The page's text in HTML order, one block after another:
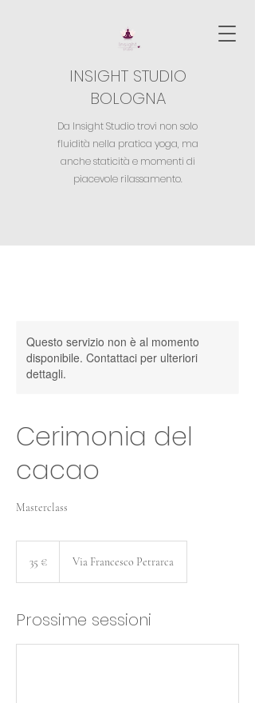
INSIGHT STUDIO
BOLOGNA
Da Insight Studio trovi non solo
fluidità nella pratica yoga, ma
anche staticità e momenti di
piacevole rilassamento.
Questo servizio non è al momento
disponibile. Contattaci per ulteriori
dettagli.
Cerimonia del
cacao
Masterclass
35 € Via Francesco Petrarca
Prossime sessioni